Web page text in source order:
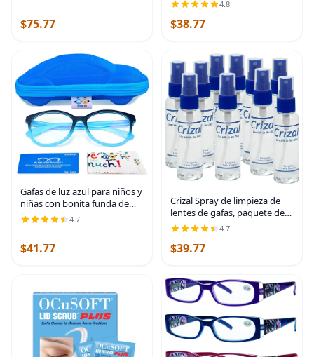
$75.77
Lentes de Contacto Blandas y
RGP, Hidrata
4.8
$38.77
Gafas de luz azul para niños y
niñas con bonita funda de
automóvil, protección UV400,
antirayos azules, edades de 3
4.7
$41.77
Crizal Spray de limpieza de
lentes de gafas, paquete de
10 (2 onzas), seguro para
lentes con revestimiento AR,
diseñado y probado por los
4.7
$39.77